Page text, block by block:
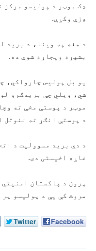
ډک موټر د پولیسو مرکز
ډزې وکړې.
د هغه په وینا، د برید
بشپړه ویجاړه شوې ده.
یو بل پولیس چارواکي،
شي، ویلي چې بریدګرو
موټر د پوستې مخې ته
د پوستې انګړ ته ننوتل
د دې برید مسوولیت د
غاړه اخیستی دی.
پرون د پاکستان
مروت کې یې د پولیسو
Facebook
Twitter